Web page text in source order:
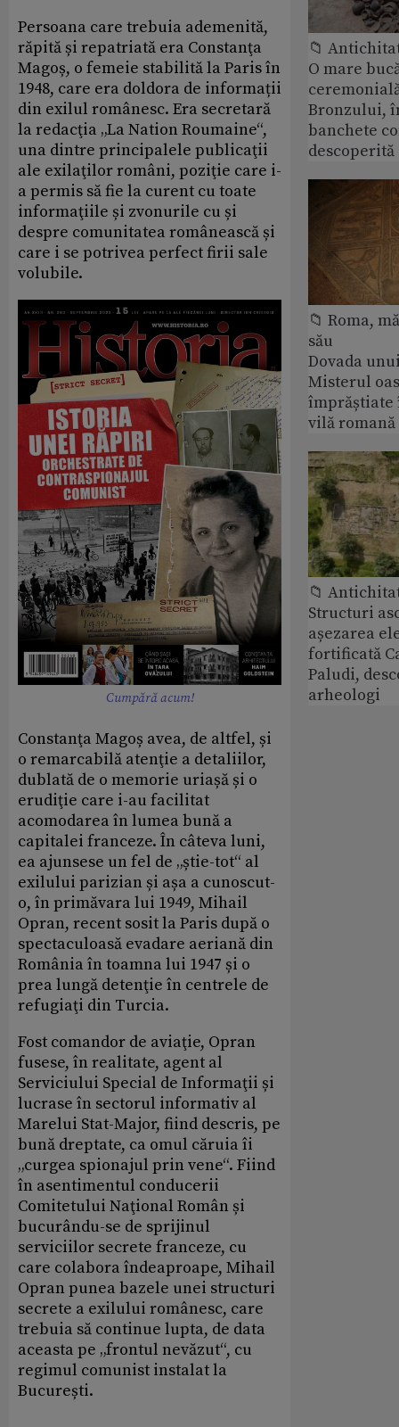
Persoana care trebuia ademenită,
răpită și repatriată era Constanţa
Magoș, o femeie stabilită la Paris în
1948, care era doldora de informații
din exilul românesc. Era secretară
la redacţia „La Nation Roumaine“,
una dintre principalele publicaţii
ale exilaţilor români, poziţie care i-
a permis să fie la curent cu toate
informaţiile și zvonurile cu și
despre comunitatea românească și
care i se potrivea perfect firii sale
volubile.
Cumpără acum!
Constanţa Magoș avea, de altfel, și
o remarcabilă atenţie a detaliilor,
dublată de o memorie uriașă și o
erudiţie care i-au facilitat
acomodarea în lumea bună a
capitalei franceze. În câteva luni,
ea ajunsese un fel de „știe-tot“ al
exilului parizian și așa a cunoscut-
o, în primăvara lui 1949, Mihail
Opran, recent sosit la Paris după o
spectaculoasă evadare aeriană din
România în toamna lui 1947 și o
prea lungă detenţie în centrele de
refugiaţi din Turcia.
Fost comandor de aviaţie, Opran
fusese, în realitate, agent al
Serviciului Special de Informaţii și
lucrase în sectorul informativ al
Marelui Stat-Major, fiind descris, pe
bună dreptate, ca omul căruia îi
„curgea spionajul prin vene“. Fiind
în asentimentul conducerii
Comitetului Naţional Român și
bucurându-se de sprijinul
serviciilor secrete franceze, cu
care colabora îndeaproape, Mihail
Opran punea bazele unei structuri
secrete a exilului românesc, care
trebuia să continue lupta, de data
aceasta pe „frontul nevăzut“, cu
regimul comunist instalat la
București.
📁
O mare
Bronzului,
banchete
📁 Roma,
său
Dovada
Misterul
împrăștiate
vilă romană
📁
Structuri
așezarea
fortificată
Paludi,
arheologi